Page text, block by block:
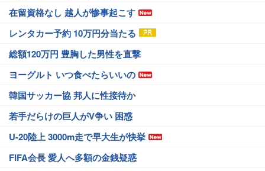
在留資格なし 越人が惨事起こす
レンタカー予約 10万円分当たる
総額120万円 豊胸した男性を直撃
ヨーグルト いつ食べたらいいの
韓国サッカー協 邦人に性接待か
若手だらけの巨人がV争い 困惑
U-20陸上 3000m走で早大生が快挙
FIFA会長 愛人へ多額の金銭疑惑